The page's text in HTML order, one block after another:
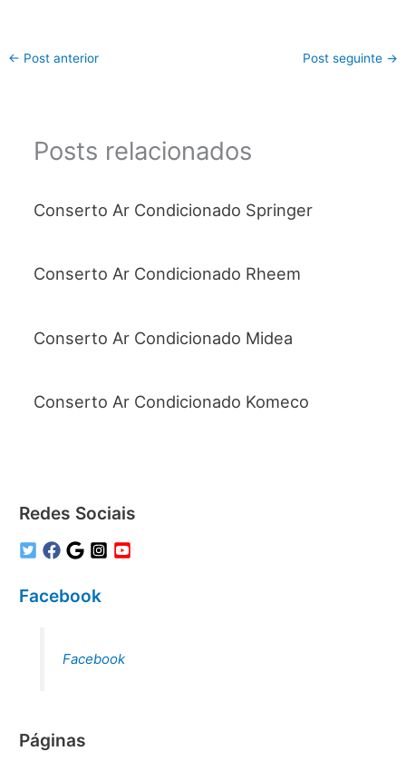
← Post anterior Post seguinte →
Posts relacionados
Conserto Ar Condicionado Springer
Conserto Ar Condicionado Rheem
Conserto Ar Condicionado Midea
Conserto Ar Condicionado Komeco
Redes Sociais
Facebook
Facebook
Páginas